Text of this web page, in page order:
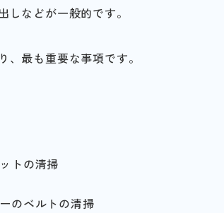
などが一般的です。
最も重要な事項です。
トの清掃
のベルトの清掃